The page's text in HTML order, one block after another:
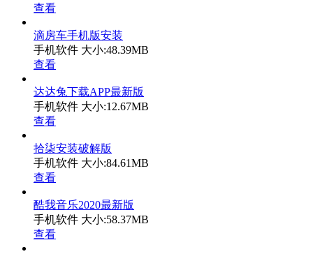
查看
滴房车手机版安装
手机软件 大小:48.39MB
查看
达达兔下载APP最新版
手机软件 大小:12.67MB
查看
拾柒安装破解版
手机软件 大小:84.61MB
查看
酷我音乐2020最新版
手机软件 大小:58.37MB
查看